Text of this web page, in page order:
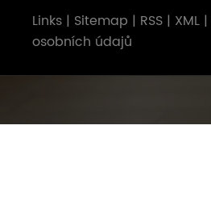
Links | Sitemap | RSS | XML |
osobních údajů